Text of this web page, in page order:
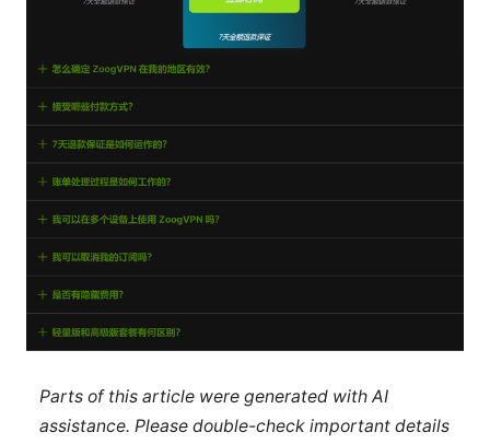
Parts of this article were generated with AI
assistance. Please double-check important details